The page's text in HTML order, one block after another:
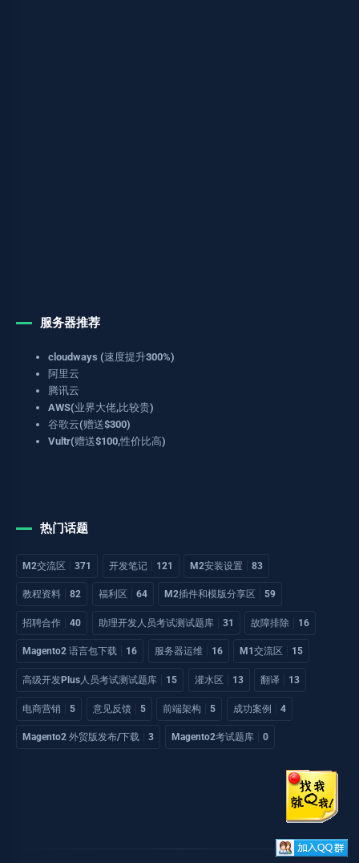
服务器推荐
cloudways (速度提升300%)
阿里云
腾讯云
AWS(业界大佬,比较贵)
谷歌云(赠送$300)
Vultr(赠送$100,性价比高)
热门话题
M2交流区 371 开发笔记 121 M2安装设置 83
教程资料 82 福利区 64 M2插件和模版分享区 59
招聘合作 40 助理开发人员考试测试题库 31 故障排除 16
Magento2 语言包下载 16 服务器运维 16 M1交流区 15
高级开发Plus人员考试测试题库 15 灌水区 13 翻译 13
电商营销 5 意见反馈 5 前端架构 5 成功案例 4
Magento2 外贸版发布/下载 3 Magento2考试题库 0